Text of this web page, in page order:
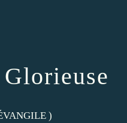
)